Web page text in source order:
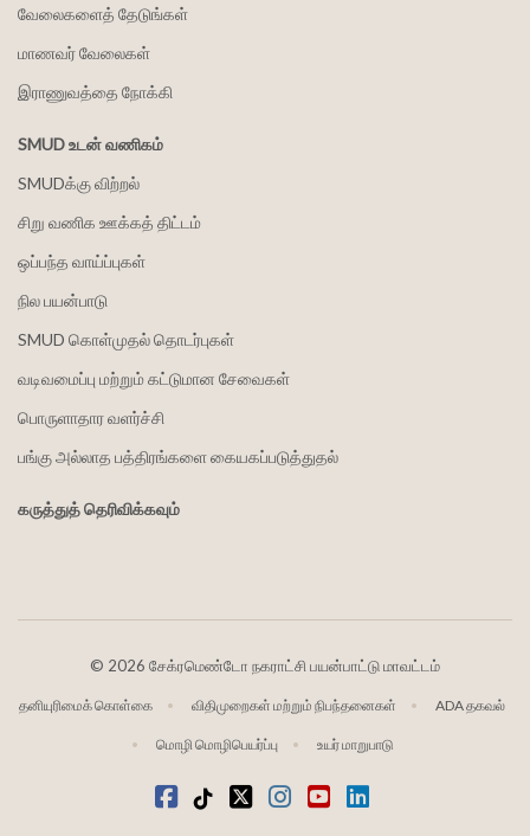
வேலைகளைத் தேடுங்கள்
மாணவர் வேலைகள்
இராணுவத்தை நோக்கி
SMUD உடன் வணிகம்
SMUDக்கு விற்றல்
சிறு வணிக ஊக்கத் திட்டம்
ஒப்பந்த வாய்ப்புகள்
நில பயன்பாடு
SMUD கொள்முதல் தொடர்புகள்
வடிவமைப்பு மற்றும் கட்டுமான சேவைகள்
பொருளாதார வளர்ச்சி
பங்கு அல்லாத பத்திரங்களை கையகப்படுத்துதல்
கருத்துத் தெரிவிக்கவும்
© 2026 சேக்ரமெண்டோ நகராட்சி பயன்பாட்டு மாவட்டம்
தனியுரிமைக் கொள்கை விதிமுறைகள் மற்றும் நிபந்தனைகள் ADA தகவல்
மொழி மொழிபெயர்ப்பு உயர் மாறுபாடு
முகநூல்
டிக்டோக்ட்விட்டர்Instagram
வலைஒளி
LinkedIn